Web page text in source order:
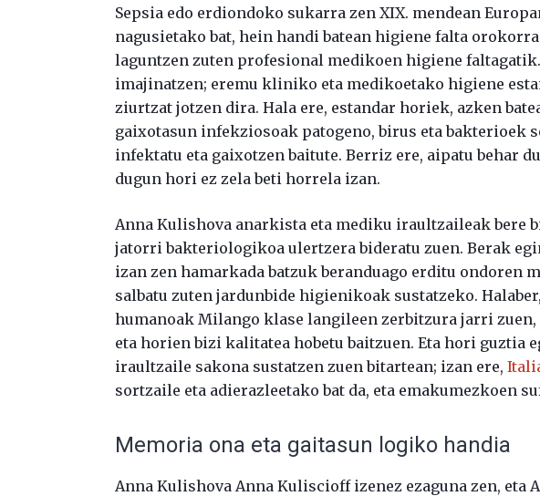
Sepsia edo erdiondoko sukarra zen XIX. mendean
nagusietako bat, hein handi batean higiene falta
laguntzen zuten profesional medikoen higiene faltagatik.
imajinatzen; eremu kliniko eta medikoetako higiene
ziurtzat jotzen dira. Hala ere, estandar horiek, azken
gaixotasun infekziosoak patogeno, birus eta bakterioek
infektatu eta gaixotzen baitute. Berriz ere, aipatu behar
dugun hori ez zela beti horrela izan.
Anna Kulishova anarkista eta mediku iraultzaileak bere
jatorri bakteriologikoa ulertzera bideratu zuen. Berak
izan zen hamarkada batzuk beranduago erditu ondoren
salbatu zuten jardunbide higienikoak sustatzeko.
humanoak Milango klase langileen zerbitzura jarri
eta horien bizi kalitatea hobetu baitzuen. Eta hori guztia
iraultzaile sakona sustatzen zuen bitartean; izan ere,
sortzaile eta adierazleetako bat da, eta emakumezkoen
Memoria ona eta gaitasun logiko handia
Anna Kulishova Anna Kuliscioff izenez ezaguna zen, eta